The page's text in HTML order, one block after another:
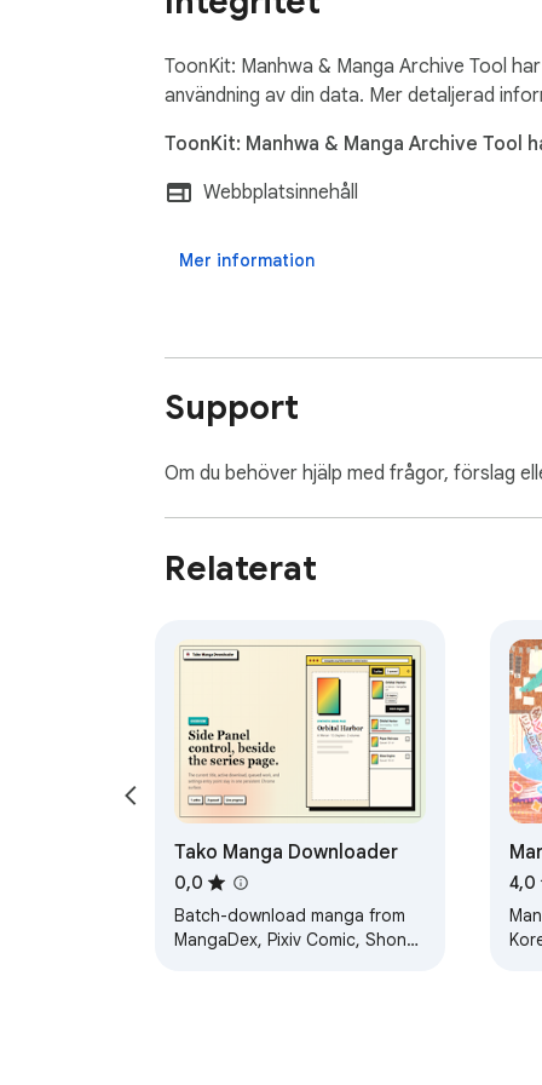
═══ JURIDISKT ═══
ToonKit är ett personligt
gällande upphovsrättslagar. Använd det
ToonKit: Manhwa & Manga Archive Tool
användning av din data. Mer detaljerad
ToonKit: Manhwa & Manga Archive Tool
Webbplatsinnehåll
Mer information
Support
Om du behöver hjälp med frågor, förslag
Relaterat
Tako Manga Downloader
0,0
Batch-download manga from
MangaDex, Pixiv Comic, Shonen
4,0